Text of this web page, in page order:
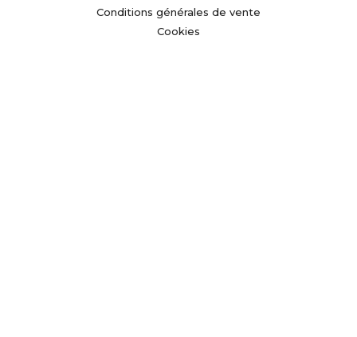
Conditions générales de vente
Cookies